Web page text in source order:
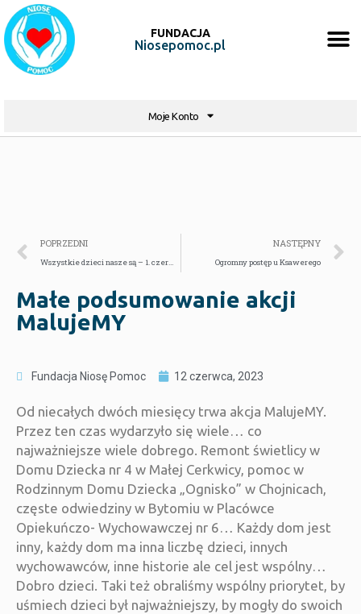
FUNDACJA
Niosepomoc.pl
Moje Konto
POPRZEDNI NASTĘPNY
Ogromny postęp u Ksawerego
Małe podsumowanie akcji
MalujeMY
Fundacja Niosę Pomoc 12 czerwca, 2023
Od niecałych dwóch miesięcy trwa akcja MalujeMY.
Przez ten czas wydarzyło się wiele… co
najważniejsze wiele dobrego. Remont świetlicy w
Domu Dziecka nr 4 w Małej Cerkwicy, pomoc w
Rodzinnym Domu Dziecka „Ognisko” w Chojnicach,
częste odwiedziny w Bytomiu w Placówce
Opiekuńczo- Wychowawczej nr 6… Każdy dom jest
inny, każdy dom ma inna liczbę dzieci, innych
wychowawców, inne historie ale cel jest wspólny…
Dobro dzieci. Taki też obraliśmy wspólny priorytet, by
uśmiech dzieci był najważniejszy, by mogły do swoich